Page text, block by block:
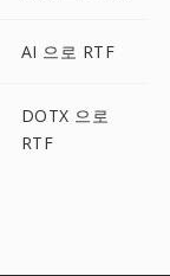
AI 으로 RTF
DOTX 으로
RTF